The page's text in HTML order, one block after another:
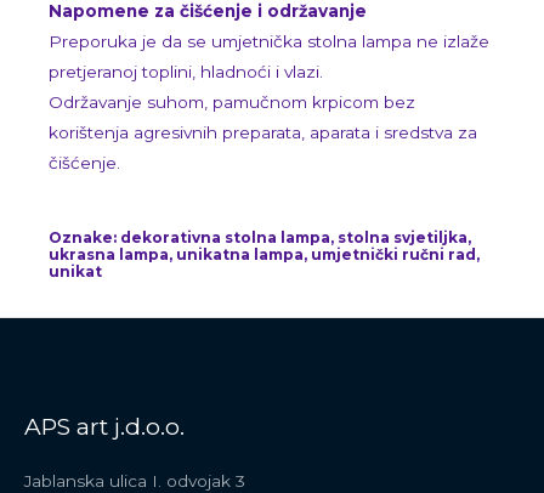
Napomene za čišćenje i održavanje
Preporuka je da se umjetnička stolna lampa ne izlaže
pretjeranoj toplini, hladnoći i vlazi.
Održavanje suhom, pamučnom krpicom bez
korištenja agresivnih preparata, aparata i sredstva za
čišćenje.
Oznake: dekorativna stolna lampa, stolna svjetiljka,
ukrasna lampa, unikatna lampa, umjetnički ručni rad,
unikat
APS art j.d.o.o.
Jablanska ulica I. odvojak 3